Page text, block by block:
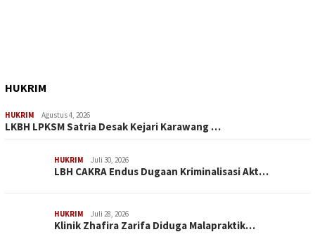
HUKRIM
HUKRIM Agustus 4, 2026
LKBH LPKSM Satria Desak Kejari Karawang …
HUKRIM Juli 30, 2026
LBH CAKRA Endus Dugaan Kriminalisasi Akt…
HUKRIM Juli 28, 2026
Klinik Zhafira Zarifa Diduga Malapraktik…